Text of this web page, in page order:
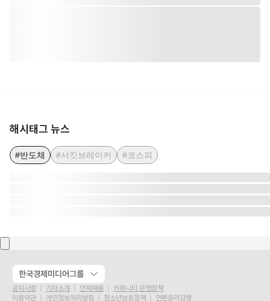
해시태그 뉴스
#반도체 #서킷브레이커 #코스피
한국경제미디어그룹
공지사항 기자소개 인재채용
커뮤니티 운영정책
이용약관
개인정보처리방침 청소년보호정책 언론윤리강령